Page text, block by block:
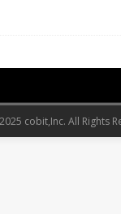
cobit,Inc. All Rights